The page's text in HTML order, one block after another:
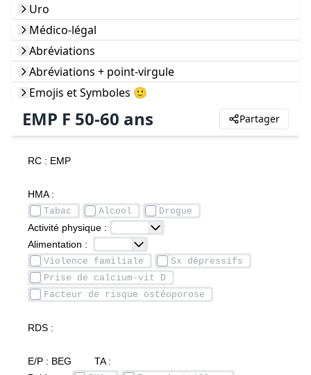
Uro
Médico-légal
Abréviations
Abréviations + point-virgule
Emojis et Symboles 🙂
EMP F 50-60 ans Partager
HMA :
Activité physique :
Alimentation :
RDS :
E/P : BEG		TA :